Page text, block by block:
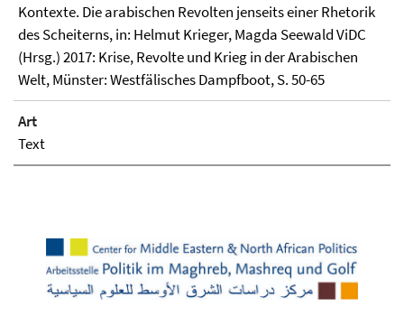
Kontexte. Die arabischen Revolten jenseits einer Rhetorik
des Scheiterns, in: Helmut Krieger, Magda Seewald ViDC
(Hrsg.) 2017: Krise, Revolte und Krieg in der Arabischen
Welt, Münster: Westfälisches Dampfboot, S. 50-65
Art
Text